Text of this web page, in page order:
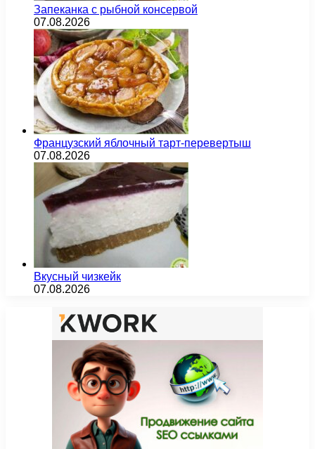
Запеканка с рыбной консервой
07.08.2026
Французский яблочный тарт-перевертыш
07.08.2026
Вкусный чизкейк
07.08.2026